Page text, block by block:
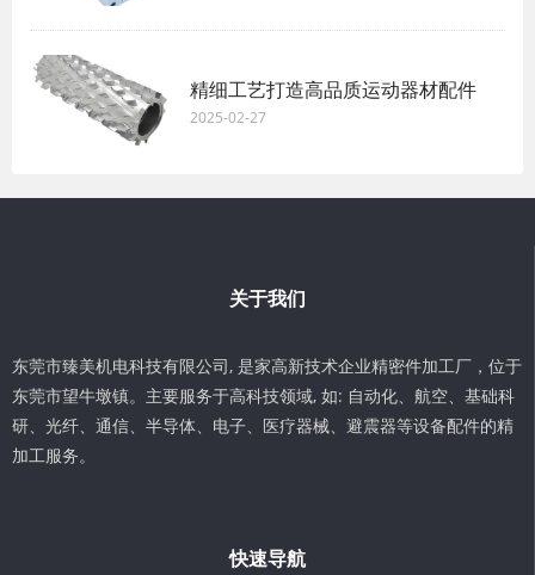
精细工艺打造高品质运动器材配件
2025-02-27
关于我们
东莞市臻美机电科技有限公司, 是家高新技术企业精密件加工厂，位于
东莞市望牛墩镇。主要服务于高科技领域, 如: 自动化、航空、基础科
研、光纤、通信、半导体、电子、医疗器械、避震器等设备配件的精
加工服务。
快速导航